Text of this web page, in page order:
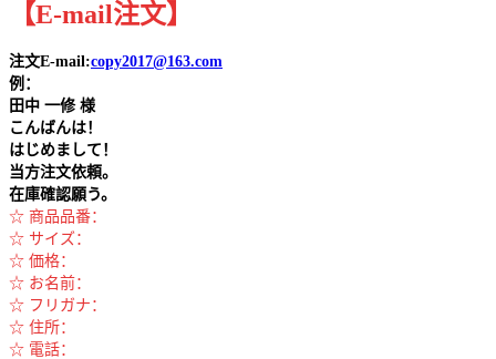
【E-mail注文】
注文E-mail:copy2017@163.com
例：
田中 一修 様
こんばんは！
はじめまして！
当方注文依頼。
在庫確認願う。
☆ 商品品番：
☆ サイズ：
☆ 価格：
☆ お名前：
☆ フリガナ：
☆ 住所：
☆ 電話：